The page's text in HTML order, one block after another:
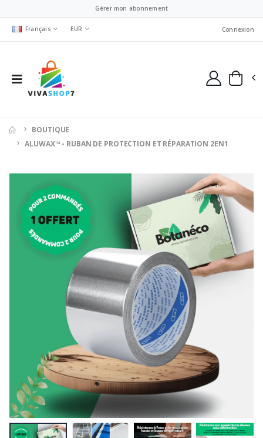
Gérer mon abonnement
Français EUR Connexion
BOUTIQUE
ALUWAX™ - RUBAN DE PROTECTION ET RÉPARATION 2EN1